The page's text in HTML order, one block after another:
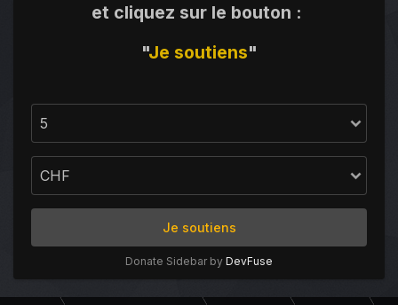
et cliquez sur le bouton :
"Je soutiens"
Je soutiens
Donate Sidebar by DevFuse